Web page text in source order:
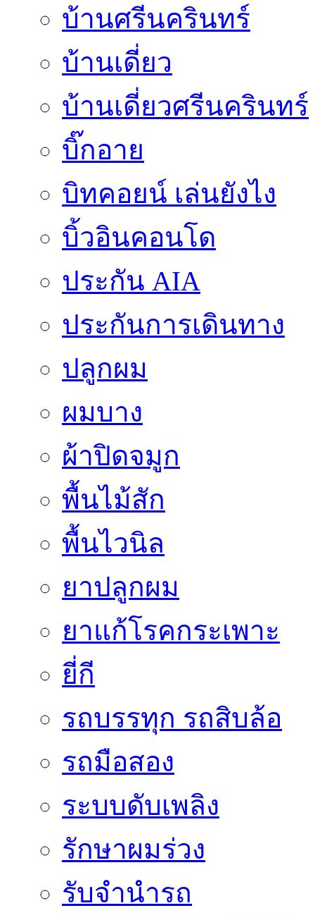
บ้านศรีนครินทร์
บ้านเดี่ยว
บ้านเดี่ยวศรีนครินทร์
บิ๊กอาย
บิทคอยน์ เล่นยังไง
บิ้วอินคอนโด
ประกัน AIA
ประกันการเดินทาง
ปลูกผม
ผมบาง
ผ้าปิดจมูก
พื้นไม้สัก
พื้นไวนิล
ยาปลูกผม
ยาแก้โรคกระเพาะ
ยี่กี
รถบรรทุก รถสิบล้อ
รถมือสอง
ระบบดับเพลิง
รักษาผมร่วง
รับจำนำรถ